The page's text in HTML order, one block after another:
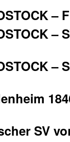
–
–
–
SV